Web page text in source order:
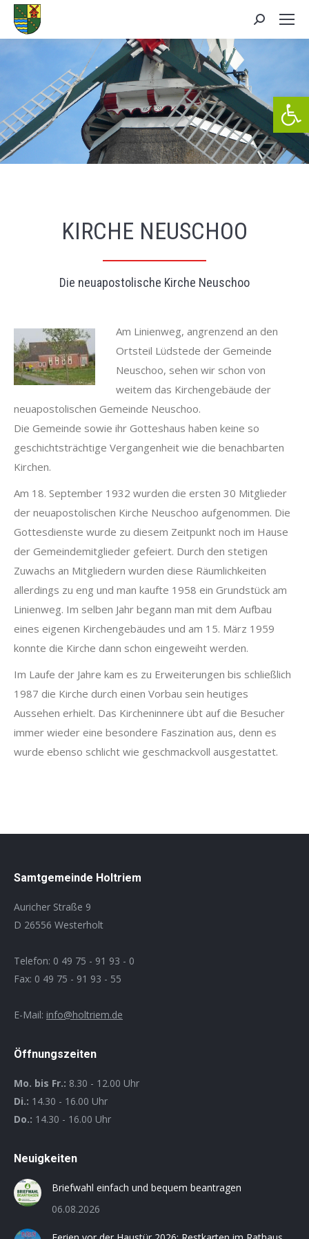
Search:
KIRCHE NEUSCHOO
Die neuapostolische Kirche Neuschoo
Am Linienweg, angrenzend an den
Ortsteil Lüdstede der Gemeinde
Neuschoo, sehen wir schon von
weitem das Kirchengebäude der
neuapostolischen Gemeinde Neuschoo.
Die Gemeinde sowie ihr Gotteshaus haben keine so
geschichtsträchtige Vergangenheit wie die benachbarten
Kirchen.
Am 18. September 1932 wurden die ersten 30 Mitglieder
der neuapostolischen Kirche Neuschoo aufgenommen. Die
Gottesdienste wurde zu diesem Zeitpunkt noch im Hause
der Gemeindemitglieder gefeiert. Durch den stetigen
Zuwachs an Mitgliedern wurden diese Räumlichkeiten
allerdings zu eng und man kaufte 1958 ein Grundstück am
Linienweg. Im selben Jahr begann man mit dem Aufbau
eines eigenen Kirchengebäudes und am 15. März 1959
konnte die Kirche dann schon eingeweiht werden.
Im Laufe der Jahre kam es zu Erweiterungen bis schließlich
1987 die Kirche durch einen Vorbau sein heutiges
Aussehen erhielt. Das Kircheninnere übt auf die Besucher
immer wieder eine besondere Faszination aus, denn es
wurde ebenso schlicht wie geschmackvoll ausgestattet.
Samtgemeinde Holtriem
Auricher Straße 9
D 26556 Westerholt
Telefon: 0 49 75 - 91 93 - 0
Fax: 0 49 75 - 91 93 - 55
E-Mail: info@holtriem.de
Öffnungszeiten
Mo. bis Fr.: 8.30 - 12.00 Uhr
Di.: 14.30 - 16.00 Uhr
Do.: 14.30 - 16.00 Uhr
Neuigkeiten
Briefwahl einfach und bequem beantragen
06.08.2026